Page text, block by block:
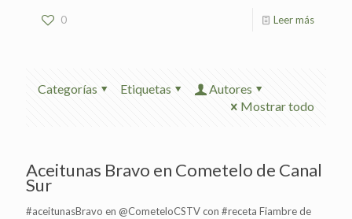
0 Leer más
Categorías Etiquetas
Autores
Mostrar todo
Aceitunas Bravo en Cometelo de Canal
Sur
#aceitunasBravo en @CometeloCSTV con #receta Fiambre de